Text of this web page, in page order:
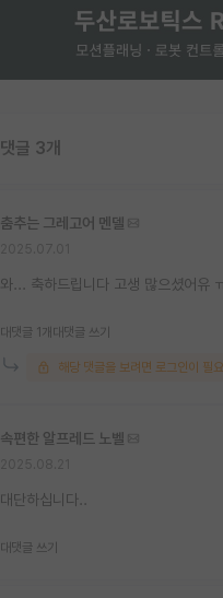
댓글 3개
춤추는 그레고어 멘델
와... 축하드립니다 고생 많으셨어유
대댓글 1개 대댓글 쓰기
해당 댓글을 보려면 로그인이 필
속편한 알프레드 노벨
대단하십니다..
대댓글 쓰기